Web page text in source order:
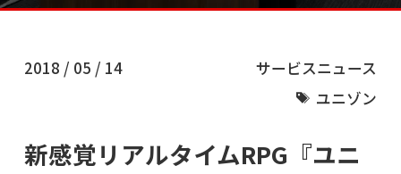
2018 / 05 / 14
サービスニュース
ユニゾン
新感覚リアルタイムRPG『ユニ